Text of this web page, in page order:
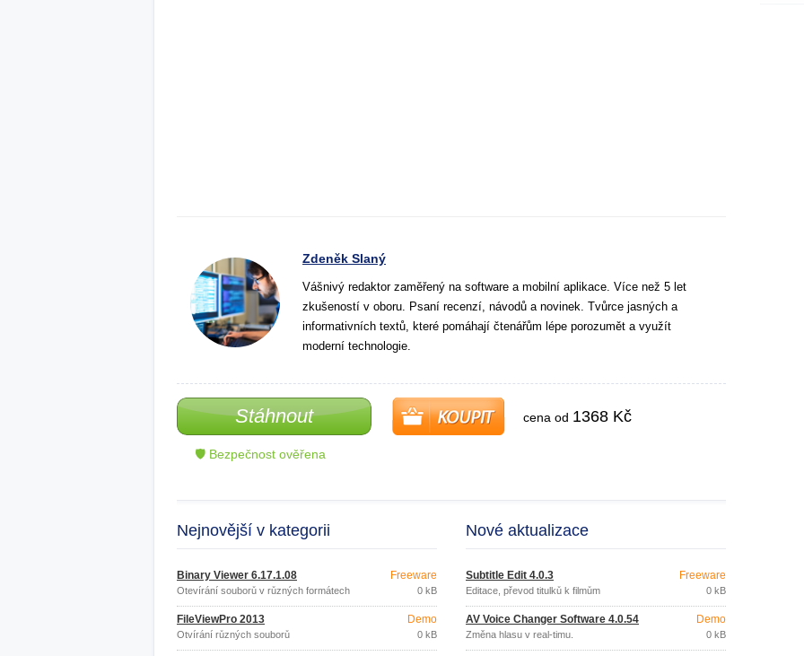
Zdeněk Slaný
Vášnivý redaktor zaměřený na software a mobilní aplikace. Více než 5 let
zkušeností v oboru. Psaní recenzí, návodů a novinek. Tvůrce jasných a
informativních textů, které pomáhají čtenářům lépe porozumět a využít
moderní technologie.
Stáhnout cena od 1368 Kč
🛡 Bezpečnost ověřena
Nejnovější v kategorii
Binary Viewer 6.17.1.08
Otevírání souborů v různých formátech
Freeware
0 kB
FileViewPro 2013
Otvírání různých souborů
Demo
0 kB
Nové aktualizace
Subtitle Edit 4.0.3
Editace, převod titulků k filmům
Freeware
0 kB
AV Voice Changer Software 4.0.54
Změna hlasu v real-timu.
Demo
0 kB